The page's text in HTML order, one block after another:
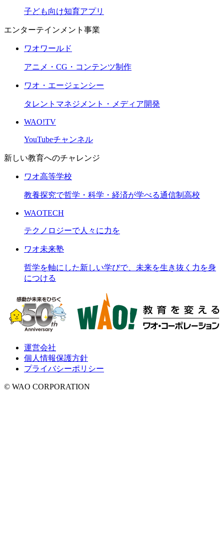
子ども向け知育アプリ
エンターテインメント事業
ワオワールド
アニメ・CG・コンテンツ制作
ワオ・エージェンシー
タレントマネジメント・メディア開発
WAO!TV
YouTubeチャンネル
新しい教育へのチャレンジ
ワオ高等学校
教養探究で哲学・科学・経済が学べる通信制高校
WAOTECH
テクノロジーで人々に力を
ワオ未来塾
哲学を軸にした新しい学びで、未来を生き抜く力を身
につける
運営会社
個人情報保護方針
プライバシーポリシー
© WAO CORPORATION